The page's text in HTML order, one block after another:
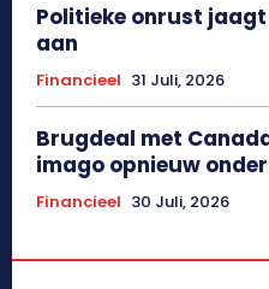
Politieke onrust
aan
Financieel 31 Juli, 2026
Brugdeal met
imago opnieuw
Financieel 30 Juli, 2026